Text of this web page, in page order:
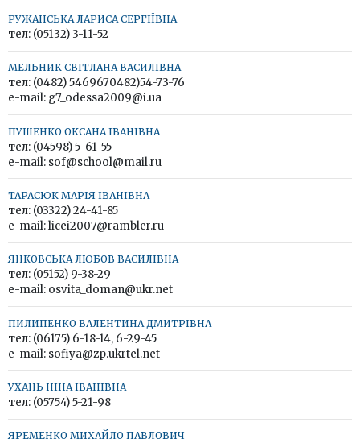
РУЖАНСЬКА ЛАРИСА СЕРГІЇВНА
тел: (05132) 3-11-52
МЕЛЬНИК СВІТЛАНА ВАСИЛІВНА
тел: (0482) 5469670482)54-73-76
e-mail: g7_odessa2009@i.ua
ПУШЕНКО ОКСАНА ІВАНІВНА
тел: (04598) 5-61-55
e-mail: sof@school@mail.ru
ТАРАСЮК МАРІЯ ІВАНІВНА
тел: (03322) 24-41-85
e-mail: licei2007@rambler.ru
ЯНКОВСЬКА ЛЮБОВ ВАСИЛІВНА
тел: (05152) 9-38-29
e-mail: osvita_doman@ukr.net
ПИЛИПЕНКО ВАЛЕНТИНА ДМИТРІВНА
тел: (06175) 6-18-14, 6-29-45
e-mail: sofiya@zp.ukrtel.net
УХАНЬ НІНА ІВАНІВНА
тел: (05754) 5-21-98
ЯРЕМЕНКО МИХАЙЛО ПАВЛОВИЧ